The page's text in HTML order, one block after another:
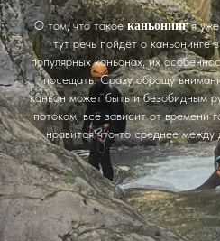
О том, что такоеканьонингя уже
тут речь пойдёт о
популярных каньонах, их
посещать. Сразу обращу
каньон может быть и безобидным
потоком, всё зависит от времени
нравится что-то среднее между